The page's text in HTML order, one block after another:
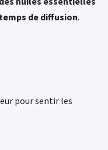
de diffusion.
pour sentir les